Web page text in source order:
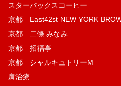
スターバックスコーヒー
京都 East42st NEW YORK
京都 二條 みなみ
京都 招福亭
京都 シャルキュトリーM
肩治療